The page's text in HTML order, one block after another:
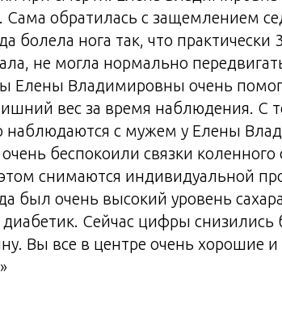
Сама обратилась с защемлением
болела нога так, что практически
не могла нормально
Елены Владимировны очень
вес за время наблюдения. С
наблюдаются с мужем у Елены
беспокоили связки коленного
снимаются индивидуальной
был очень высокий уровень
диабетик. Сейчас цифры снизились
Вы все в центре очень хорошие